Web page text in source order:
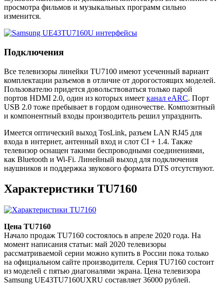
просмотра фильмов и музыкальных программ сильно
изменится.
Подключения
Все телевизоры линейки TU7100 имеют усеченный вариант
комплектации разъемов в отличие от дорогостоящих моделей.
Пользователю придется довольствоваться только парой
портов HDMI 2.0, один из которых имеет канал eARC. Порт
USB 2.0 тоже пребывает в гордом одиночестве. Композитный
и компонентный входы производитель решил упразднить.
Имеется оптический выход TosLink, разъем LAN RJ45 для
входа в интернет, антенный вход и слот CI + 1.4. Также
телевизор оснащен такими беспроводными соединениями,
как Bluetooth и Wi-Fi. Линейный выход для подключения
наушников и поддержка звукового формата DTS отсутствуют.
Характеристики TU7160
Цена TU7160
Начало продаж TU7160 состоялось в апреле 2020 года. На
момент написания статьи: май 2020 телевизоры
рассматриваемой серии можно купить в России пока только
на официальном сайте производителя. Серия TU7160 состоит
из моделей с пятью диагоналями экрана. Цена телевизора
Samsung UE43TU7160UXRU составляет 36000 рублей.